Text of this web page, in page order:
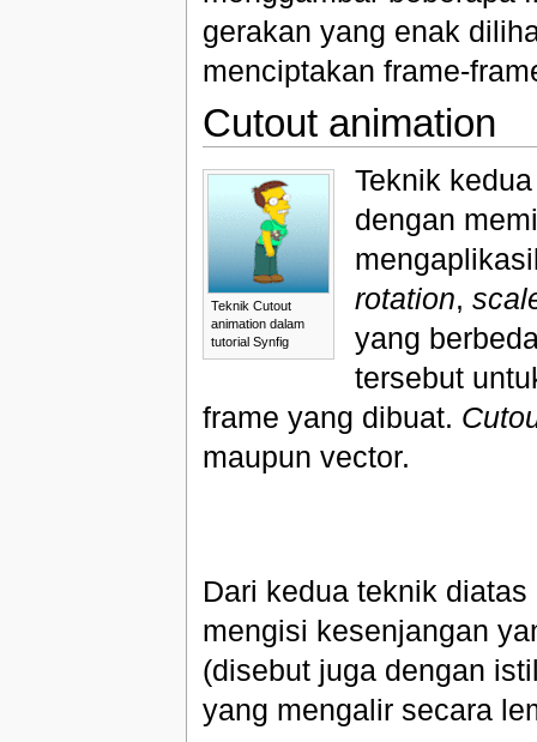
gerakan yang enak
menciptakan frame-
Cutout animation
Teknik Cutout
animation dalam
tutorial Synfig
Teknik
dengan
rotation,
yang
tersebut
frame yang dibuat.
maupun vector.
Dari kedua teknik
mengisi kesenjangan
(disebut juga dengan
yang mengalir secara